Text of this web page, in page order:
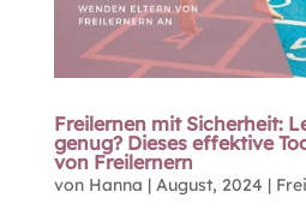
Freilernen mit Sicherheit:
genug? Dieses effektive
von Freilernern
von Hanna | August, 2024 |